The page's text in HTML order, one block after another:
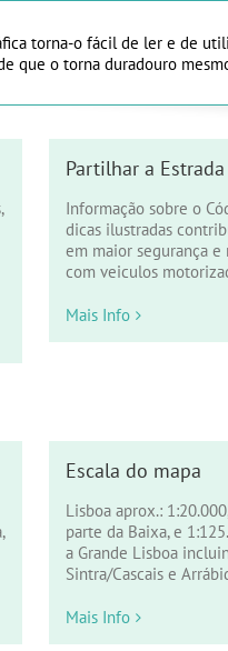
torna-o fácil de ler e de
que o torna duradouro
Partilhar a Estrada
Informação sobre o
dicas ilustradas
em maior segurança
com veiculos
Mais Info
Escala do mapa
Lisboa aprox.:
parte da Baixa, e
a Grande Lisboa
Sintra/Cascais e
Mais Info